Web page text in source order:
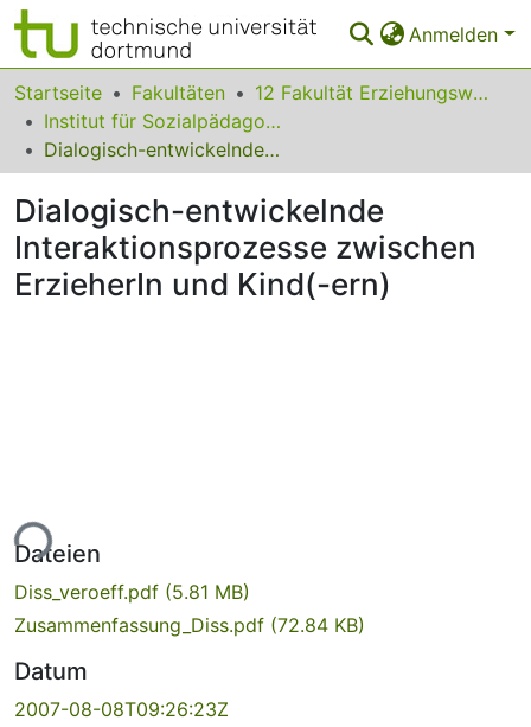
Anmelden
Bereiche & Sammlungen
Das gesamte Repositorium
FAQ
Leitlinien
Startseite Fakultäten
12 Fakultät Erziehungswissenschaft, Psychologie und Bildungsforschung
Institut für Sozialpädagogik, Erwachsenenbildung und Pädagogik der frühen Kindheit
Dialogisch-entwickelnde Interaktionsprozesse zwischen ErzieherIn und Kind(-ern)
Dialogisch-entwickelnde
Interaktionsprozesse zwischen
ErzieherIn und Kind(-ern)
Dateien
Diss_veroeff.pdf (5.81 MB)
Zusammenfassung_Diss.pdf (72.84 KB)
Datum
2007-08-08T09:26:23Z